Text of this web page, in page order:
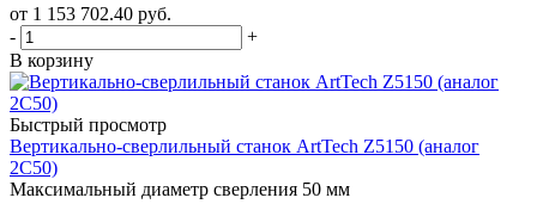
от 1 153 702.40 руб.
-
+
В корзину
Быстрый просмотр
Вертикально-сверлильный станок ArtTech Z5150 (аналог
2С50)
Максимальный диаметр сверления 50 мм